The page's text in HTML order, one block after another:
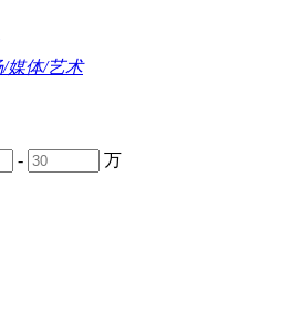
媒体/艺术
- 万